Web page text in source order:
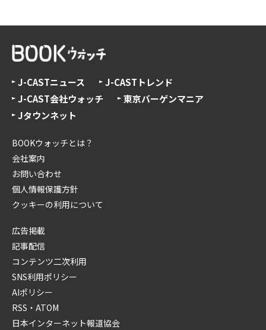
J-CASTニュース
J-CASTトレンド
J-CAST会社ウォッチ
東京バーゲンマニア
Jタウンネット
BOOKウォッチとは？
会社案内
お問い合わせ
個人情報保護方針
クッキーの利用について
広告掲載
記事配信
コンテンツ二次利用
SNS利用ポリシー
AIポリシー
RSS・ATOM
日本インターネット報道協会